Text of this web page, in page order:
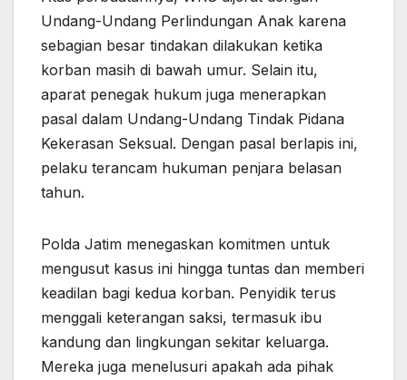
Undang-Undang Perlindungan Anak karena
sebagian besar tindakan dilakukan ketika
korban masih di bawah umur. Selain itu,
aparat penegak hukum juga menerapkan
pasal dalam Undang-Undang Tindak Pidana
Kekerasan Seksual. Dengan pasal berlapis ini,
pelaku terancam hukuman penjara belasan
tahun.
Polda Jatim menegaskan komitmen untuk
mengusut kasus ini hingga tuntas dan memberi
keadilan bagi kedua korban. Penyidik terus
menggali keterangan saksi, termasuk ibu
kandung dan lingkungan sekitar keluarga.
Mereka juga menelusuri apakah ada pihak